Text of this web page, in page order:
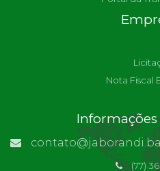
Nota Fiscal
contato@jaborandi.ba.gov.br | Funcionário Responsável: Ronaldo Da Paz
(77)